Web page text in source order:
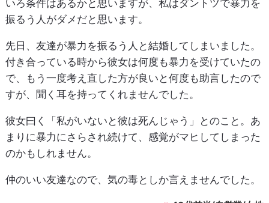
いろ条件はあるかと思いますが、私はダントツで暴力を
振るう人がダメだと思います。
先日、友達が暴力を振るう人と結婚してしまいました。
付き合っている時から彼女は何度も暴力を受けていたの
で、もう一度考え直した方が良いと何度も助言したので
すが、聞く耳を持ってくれませんでした。
彼女曰く「私がいないと彼は死んじゃう」とのこと。あ
まりに暴力にさらされ続けて、感覚がマヒしてしまった
のかもしれません。
仲のいい友達なので、気の毒としか言えませんでした。